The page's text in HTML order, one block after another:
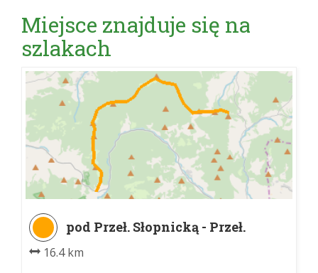
Miejsce znajduje się na
szlakach
pod Przeł. Słopnicką - Przeł.
Przysłop
16.4 km